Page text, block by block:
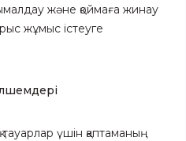
және қоймаға жинау
жұмыс істеуге
тауарлар үшін қаптаманың